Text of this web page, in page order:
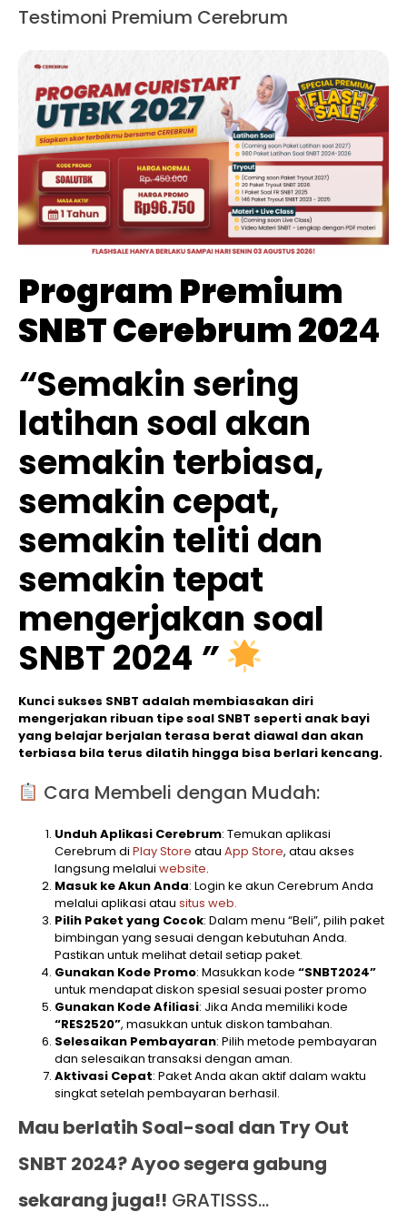
Testimoni Premium Cerebrum
Program Premium
SNBT Cerebrum 2024
“Semakin sering
latihan soal akan
semakin terbiasa,
semakin cepat,
semakin teliti dan
semakin tepat
mengerjakan soal
SNBT 2024 ”
Kunci sukses SNBT adalah membiasakan diri
mengerjakan ribuan tipe soal SNBT seperti anak bayi
yang belajar berjalan terasa berat diawal dan akan
terbiasa bila terus dilatih hingga bisa berlari kencang.
Cara Membeli dengan Mudah:
Unduh Aplikasi Cerebrum: Temukan aplikasi
Cerebrum di Play Store atau App Store, atau akses
langsung melalui website.
Masuk ke Akun Anda: Login ke akun Cerebrum Anda
melalui aplikasi atau situs web.
Pilih Paket yang Cocok: Dalam menu “Beli”, pilih paket
bimbingan yang sesuai dengan kebutuhan Anda.
Pastikan untuk melihat detail setiap paket.
Gunakan Kode Promo: Masukkan kode “SNBT2024”
untuk mendapat diskon spesial sesuai poster promo
Gunakan Kode Afiliasi: Jika Anda memiliki kode
“RES2520”, masukkan untuk diskon tambahan.
Selesaikan Pembayaran: Pilih metode pembayaran
dan selesaikan transaksi dengan aman.
Aktivasi Cepat: Paket Anda akan aktif dalam waktu
singkat setelah pembayaran berhasil.
Mau berlatih Soal-soal dan Try Out
SNBT 2024? Ayoo segera gabung
sekarang juga!! GRATISSS…